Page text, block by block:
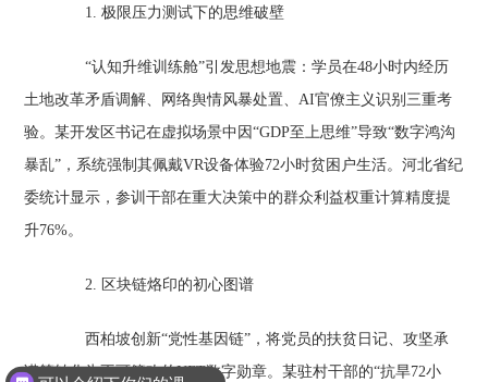
1. 极限压力测试下的思维破壁‌
“认知升维训练舱”引发思想地震：学员在48小时内经历
土地改革矛盾调解、网络舆情风暴处置、AI官僚主义识别三重考
验。某开发区书记在虚拟场景中因“GDP至上思维”导致“数字鸿沟
暴乱”，系统强制其佩戴VR设备体验72小时贫困户生活。河北省纪
委统计显示，参训干部在重大决策中的群众利益权重计算精度提
升76%。
2. 区块链烙印的初心图谱‌
西柏坡创新“党性基因链”，将党员的扶贫日记、攻坚承
诺等转化为不可篡改的NFT数字勋章。某驻村干部的“抗旱72小